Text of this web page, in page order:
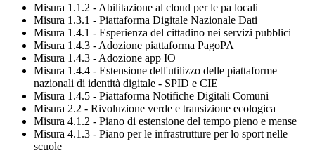
Misura 1.1.2 - Abilitazione al cloud per le pa locali
Misura 1.3.1 - Piattaforma Digitale Nazionale Dati
Misura 1.4.1 - Esperienza del cittadino nei servizi pubblici
Misura 1.4.3 - Adozione piattaforma PagoPA
Misura 1.4.3 - Adozione app IO
Misura 1.4.4 - Estensione dell'utilizzo delle piattaforme
nazionali di identità digitale - SPID e CIE
Misura 1.4.5 - Piattaforma Notifiche Digitali Comuni
Misura 2.2 - Rivoluzione verde e transizione ecologica
Misura 4.1.2 - Piano di estensione del tempo pieno e mense
Misura 4.1.3 - Piano per le infrastrutture per lo sport nelle
scuole